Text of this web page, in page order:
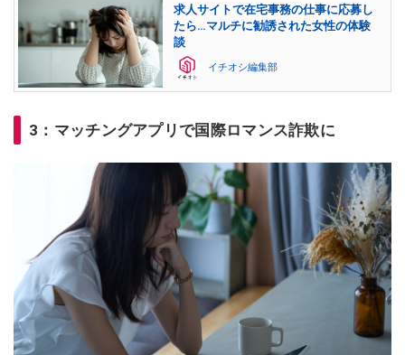
求人サイトで在宅事務の仕事に応募し
たら…マルチに勧誘された女性の体験
談
イチオシ編集部
3：マッチングアプリで国際ロマンス詐欺に